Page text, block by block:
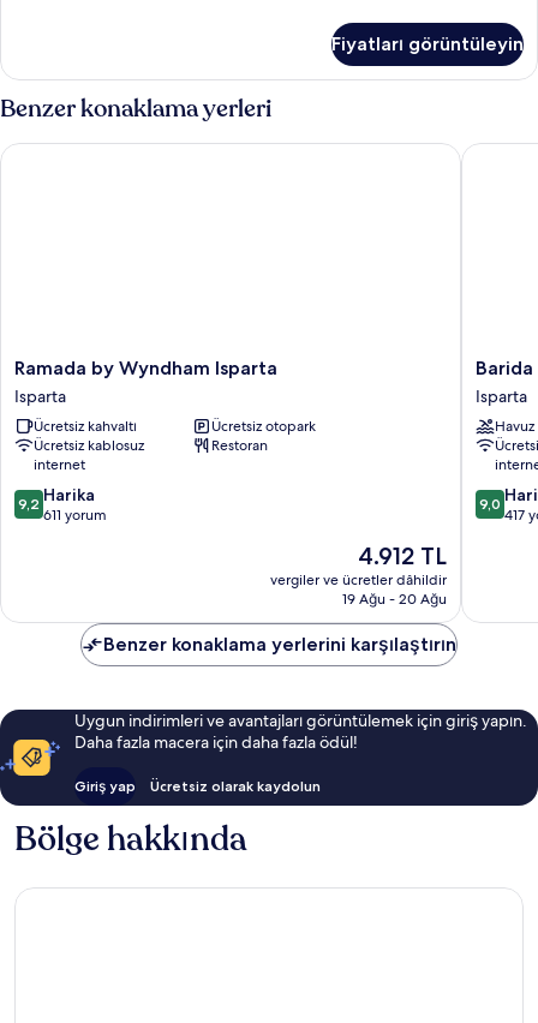
hakkında
daha
fazla
detay
Fiyatları görüntüleyin
Benzer konaklama yerleri
Ramada
by
Wyndham
Isparta
Isparta
Ramada by Wyndham Isparta
Isparta
Ücretsiz kahvaltı
Ücretsiz otopark
Ücretsiz kablosuz
internet
Restoran
10
üzerinden
9,2 Harika
611 yorum
Güncel
fiyat:
4.912 TL
4.912 TL
vergiler ve ücretler dâhildir
19 Ağu - 20 Ağu
Ramada by Wyndham Isparta
Barida
Hotels
Isparta
Isparta
Havuz
10
9,0
417
Barida
Benzer konaklama yerlerini karşılaştırın
Uygun indirimleri ve avantajları görüntülemek için giriş yapın.
Daha fazla macera için daha fazla ödül!
Giriş yap Ücretsiz olarak kaydolun
Bölge hakkında